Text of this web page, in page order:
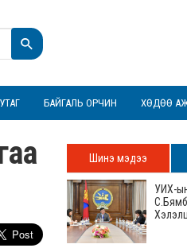
БАЙГАЛЬ ОРЧИН ХӨДӨӨ
Шинэ мэдээ
УИХ-
илүү